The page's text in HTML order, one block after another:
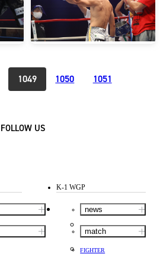
1049 1050 1051
FOLLOW US
K-1 WGP
news
match
FIGHTER